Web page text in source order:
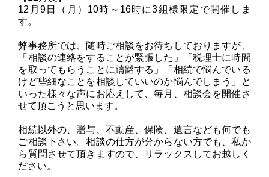
12月9日（月）10時～16時に3組様限定で開催しま
す。
弊事務所では、随時ご相談をお待ちしておりますが、
「相談の連絡をすることが緊張した」「税理士に時間
を取ってもらうことに躊躇する」「相続で悩んでいる
けど些細なことを相談していいのか悩んでしまう」と
いった様々な声にお応えして、毎月、相談会を開催さ
せて頂こうと思います。
相続以外の、贈与、不動産、保険、遺言なども何でも
ご相談下さい。相談の仕方が分からない方でも、私か
ら質問させて頂きますので、リラックスしてお越しく
ださい。